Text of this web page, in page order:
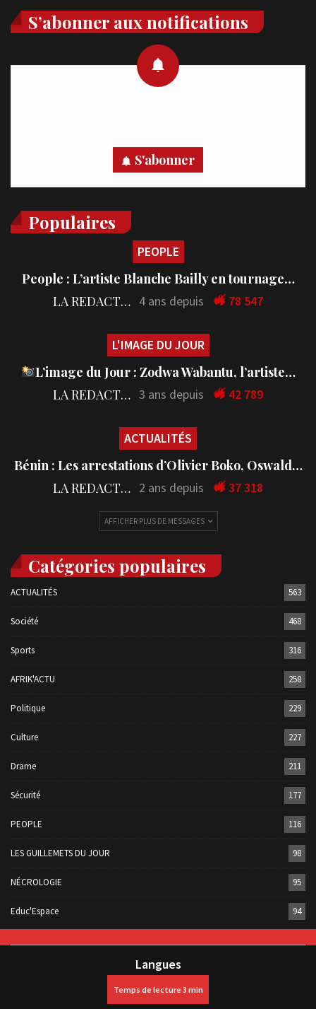
S’abonner aux notifications
S'abonner
Populaires
PEOPLE
People : L’artiste Blanche Bailly en tournage…
LA REDACTION 4 ans depuis 78 547
L'IMAGE DU JOUR
L’image du Jour : Zodwa Wabantu, l’artiste…
LA REDACTION 3 ans depuis 42 789
ACTUALITÉS
Bénin : Les arrestations d’Olivier Boko, Oswald…
LA REDACTION 2 ans depuis 37 318
AFFICHER PLUS DE MESSAGES
Catégories populaires
ACTUALITÉS 563
Société 468
Sports 316
AFRIK'ACTU 258
Politique 229
Culture 227
Drame 211
Sécurité 177
PEOPLE 116
LES GUILLEMETS DU JOUR 98
NÉCROLOGIE 95
Educ'Espace 94
Langues